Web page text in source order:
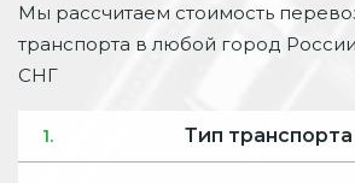
Мы рассчитаем стоимость
транспорта в любой город
СНГ
1. Тип транспорта